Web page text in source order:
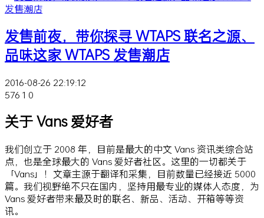
发售前夜，带你探寻 WTAPS 联名之源、
品味这家 WTAPS 发售潮店
2016-08-26 22:19:12
576 1 0
关于 Vans 爱好者
我们创立于 2008 年，目前是最大的中文 Vans 资讯类综合站
点，也是全球最大的 Vans 爱好者社区。这里的一切都关于
「Vans」！文章主源于翻译和采集，目前数量已经接近 5000
篇。我们视野绝不只在国内，坚持用最专业的媒体人态度，为
Vans 爱好者带来最及时的联名、新品、活动、开箱等等资
讯。